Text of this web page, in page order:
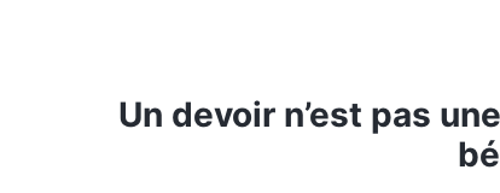
Un devoir n’est pas